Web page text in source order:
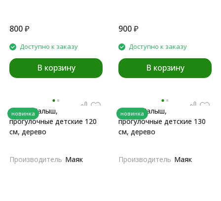
800₽
Доступно к заказу
В корзину
900₽
Доступно к заказу
В корзину
новинка
Лыжи Малыш,
прогулочные детские 120
см, дерево
Производитель Маяк
новинка
Лыжи Малыш,
прогулочные детские 130
см, дерево
Производитель Маяк